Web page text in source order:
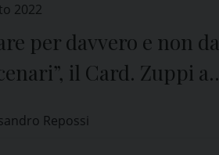
2022
per davvero e non da
il Card. Zuppi a
Repossi